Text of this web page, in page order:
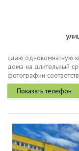
сдаю однокомнатную
дома на длительный
фотографии